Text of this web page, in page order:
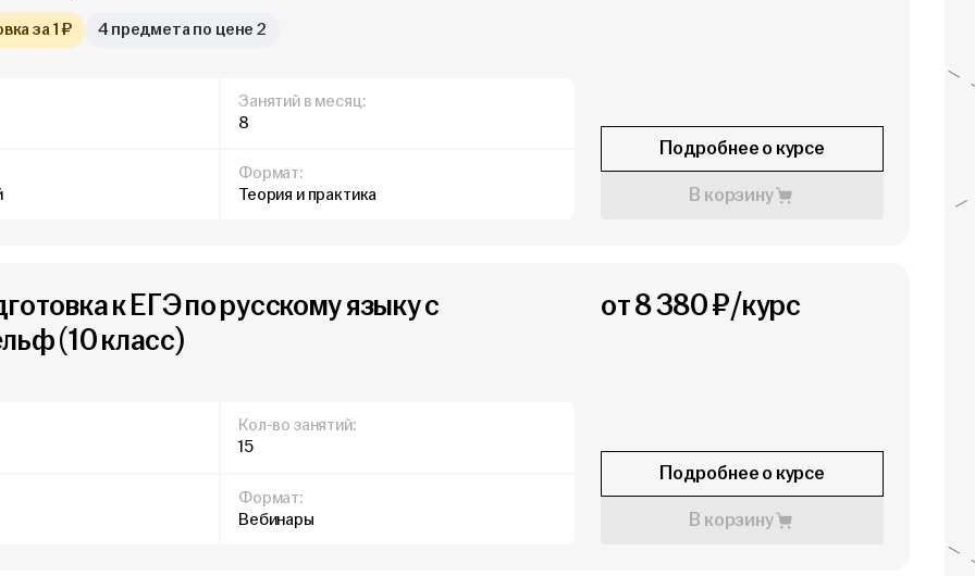
за 1 ₽ 4 предмета по цене 2
Занятий в месяц:
8
Формат:
Теория и практика
Подробнее о курсе
В корзину
к ЕГЭ по русскому языку с
(10 класс)
Кол-во занятий:
15
Формат:
Вебинары
от 8 380 ₽/курс
Подробнее о курсе
В корзину